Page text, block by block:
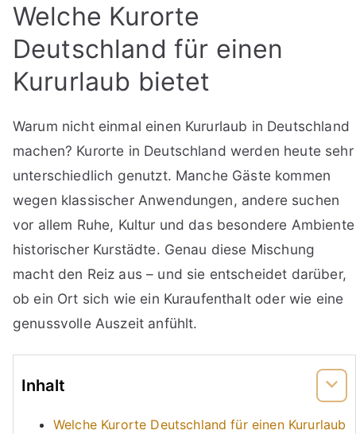
Welche Kurorte
Deutschland für einen
Kururlaub bietet
Warum nicht einmal einen Kururlaub in Deutschland
machen? Kurorte in Deutschland werden heute sehr
unterschiedlich genutzt. Manche Gäste kommen
wegen klassischer Anwendungen, andere suchen
vor allem Ruhe, Kultur und das besondere Ambiente
historischer Kurstädte. Genau diese Mischung
macht den Reiz aus – und sie entscheidet darüber,
ob ein Ort sich wie ein Kuraufenthalt oder wie eine
genussvolle Auszeit anfühlt.
Inhalt
Welche Kurorte Deutschland für einen Kururlaub